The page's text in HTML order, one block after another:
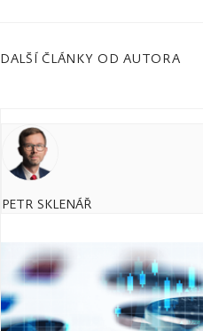
DALŠÍ ČLÁNKY OD AUTORA
PETR SKLENÁŘ